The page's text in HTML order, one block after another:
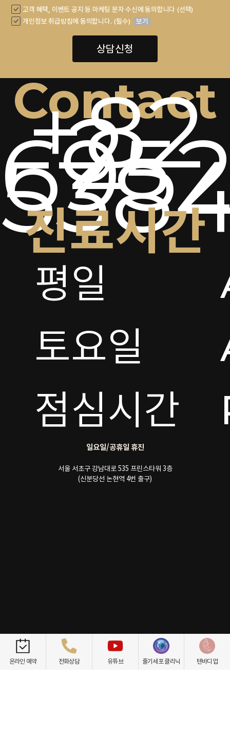
고객 혜택, 이벤트 공지 등 마케팅 문자 수신에 동의합니다 (선택)
개인정보 취급방침에 동의합니다. (필수)
보기
상담신청
Contact
+82
2-
진료시간
평일
토요일
점심시간
일요일/공휴일 휴진
서울 서초구 강남대로 535 프린스타워 3층
(신분당선 논현역 4번 출구)
개인정보취급방침 이용약관 환자권리장전 비급여항목
온라인 예약 전화상담 유튜브 줄기세포 클리닉 텐바디업